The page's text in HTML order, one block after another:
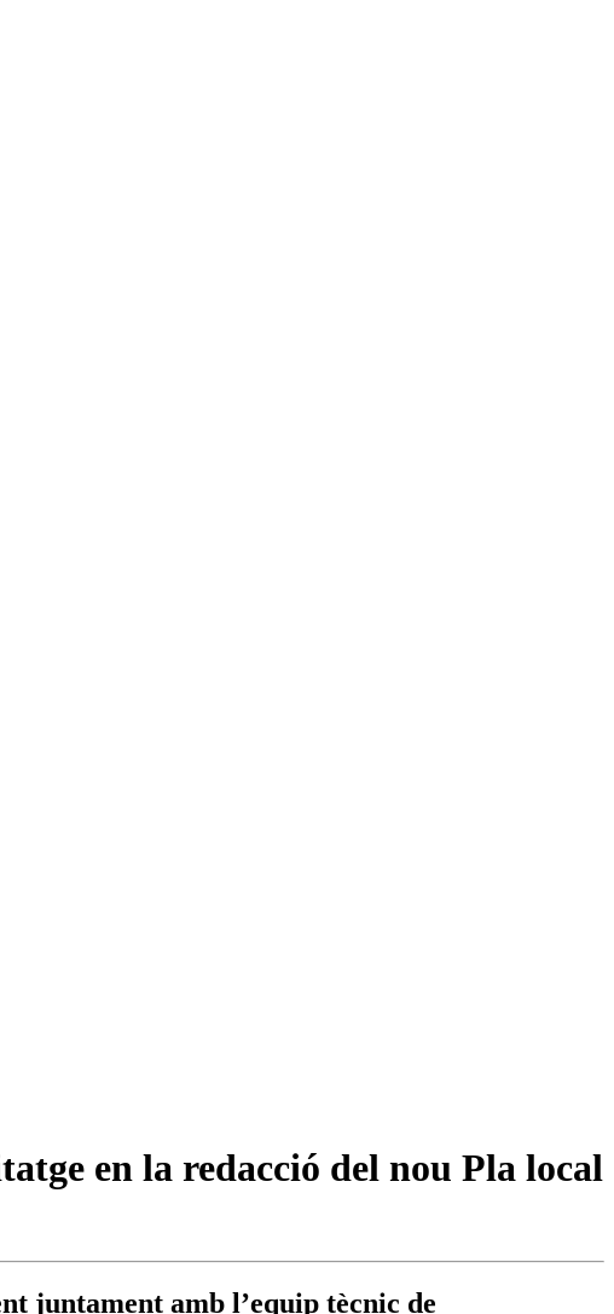
en la redacció del nou Pla local
juntament amb l’equip tècnic de